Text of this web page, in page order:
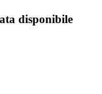
disponibile